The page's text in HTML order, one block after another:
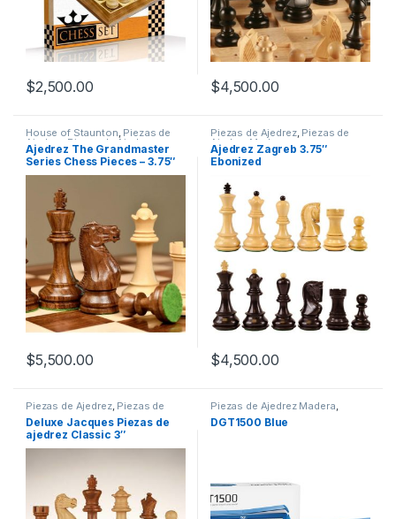
$2,500.00 $4,500.00
House of Staunton, Piezas de
Ajedrez Piezas de Ajedrez
Madera
Ajedrez The Grandmaster
Series Chess Pieces – 3.75″
King
$5,500.00
Piezas de Ajedrez, Piezas de
Ajedrez Madera
Ajedrez Zagreb 3.75″
Ebonized
$4,500.00
Piezas de Ajedrez, Piezas de
Ajedrez Madera
Deluxe Jacques Piezas de
ajedrez Classic 3″
Piezas de Ajedrez Madera,
Relojes
DGT1500 Blue